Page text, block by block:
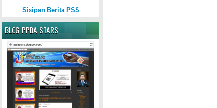
Sisipan Berita PSS
BLOG PPDA STARS